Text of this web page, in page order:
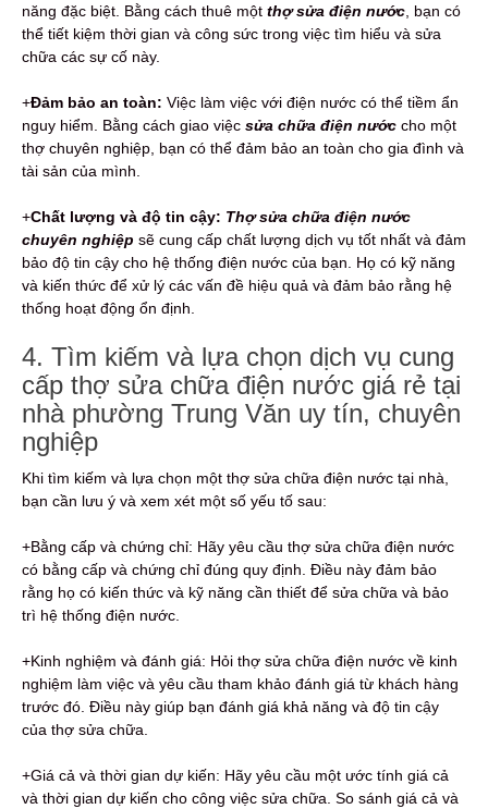
năng đặc biệt. Bằng cách thuê một thợ sửa điện nước , bạn có
thể tiết kiệm thời gian và công sức trong việc tìm hiểu và sửa
chữa các sự cố này.
+Đảm bảo an toàn: Việc làm việc với điện nước có thể tiềm ẩn
nguy hiểm. Bằng cách giao việc sửa chữa điện nước cho một
thợ chuyên nghiệp, bạn có thể đảm bảo an toàn cho gia đình và
tài sản của mình.
+Chất lượng và độ tin cậy: Thợ sửa chữa điện nước
chuyên nghiệp sẽ cung cấp chất lượng dịch vụ tốt nhất và đảm
bảo độ tin cậy cho hệ thống điện nước của bạn. Họ có kỹ năng
và kiến thức để xử lý các vấn đề hiệu quả và đảm bảo rằng hệ
thống hoạt động ổn định.
4. Tìm kiếm và lựa chọn dịch vụ cung
cấp thợ sửa chữa điện nước giá rẻ tại
nhà phường Trung Văn uy tín, chuyên
nghiệp
Khi tìm kiếm và lựa chọn một thợ sửa chữa điện nước tại nhà,
bạn cần lưu ý và xem xét một số yếu tố sau:
+Bằng cấp và chứng chỉ: Hãy yêu cầu thợ sửa chữa điện nước
có bằng cấp và chứng chỉ đúng quy định. Điều này đảm bảo
rằng họ có kiến thức và kỹ năng cần thiết để sửa chữa và bảo
trì hệ thống điện nước.
+Kinh nghiệm và đánh giá: Hỏi thợ sửa chữa điện nước về kinh
nghiệm làm việc và yêu cầu tham khảo đánh giá từ khách hàng
trước đó. Điều này giúp bạn đánh giá khả năng và độ tin cậy
của thợ sửa chữa.
+Giá cả và thời gian dự kiến: Hãy yêu cầu một ước tính giá cả
và thời gian dự kiến ​​cho công việc sửa chữa. So sánh giá cả và